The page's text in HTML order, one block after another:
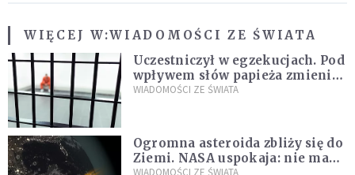
WIĘCEJ W:WIADOMOŚCI ZE ŚWIATA
Uczestniczył w egzekucjach. Pod
wpływem słów papieża zmienił
zdanie
WIADOMOŚCI ZE ŚWIATA
Ogromna asteroida zbliży się do
Ziemi. NASA uspokaja: nie ma